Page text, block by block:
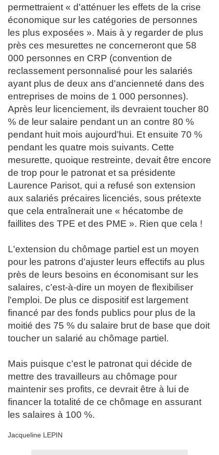
permettraient « d'atténuer les effets de la crise
économique sur les catégories de personnes
les plus exposées ». Mais à y regarder de plus
près ces mesurettes ne concerneront que 58
000 personnes en CRP (convention de
reclassement personnalisé pour les salariés
ayant plus de deux ans d'ancienneté dans des
entreprises de moins de 1 000 personnes).
Après leur licenciement, ils devraient toucher 80
% de leur salaire pendant un an contre 80 %
pendant huit mois aujourd'hui. Et ensuite 70 %
pendant les quatre mois suivants. Cette
mesurette, quoique restreinte, devait être encore
de trop pour le patronat et sa présidente
Laurence Parisot, qui a refusé son extension
aux salariés précaires licenciés, sous prétexte
que cela entraînerait une « hécatombe de
faillites des TPE et des PME ». Rien que cela !
L'extension du chômage partiel est un moyen
pour les patrons d'ajuster leurs effectifs au plus
près de leurs besoins en économisant sur les
salaires, c'est-à-dire un moyen de flexibiliser
l'emploi. De plus ce dispositif est largement
financé par des fonds publics pour plus de la
moitié des 75 % du salaire brut de base que doit
toucher un salarié au chômage partiel.
Mais puisque c'est le patronat qui décide de
mettre des travailleurs au chômage pour
maintenir ses profits, ce devrait être à lui de
financer la totalité de ce chômage en assurant
les salaires à 100 %.
Jacqueline LEPIN